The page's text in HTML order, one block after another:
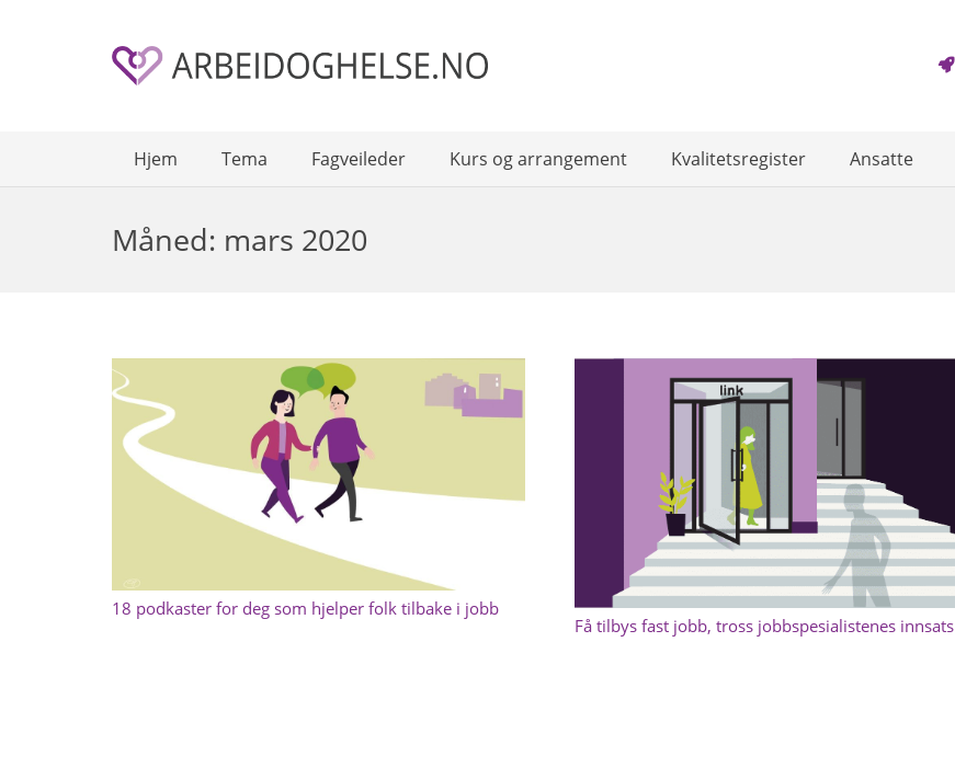
Hjem Tema Fagveileder Kurs og arrangement Kvalitetsregister Ansatte
Måned: mars 2020
18 podkaster for deg som hjelper folk tilbake i jobb
Få tilbys fast jobb, tross jobbspesialistenes innsats